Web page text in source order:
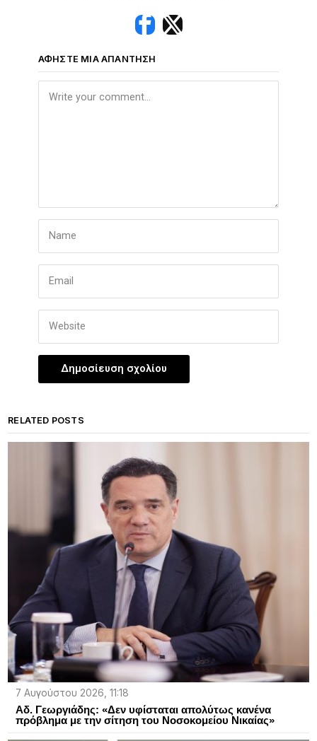
ΑΦΉΣΤΕ ΜΙΑ ΑΠΆΝΤΗΣΗ
RELATED POSTS
7 Αυγούστου 2026, 11:18
Αδ. Γεωργιάδης: «Δεν υφίσταται απολύτως κανένα
πρόβλημα με την σίτηση του Νοσοκομείου Νικαίας»